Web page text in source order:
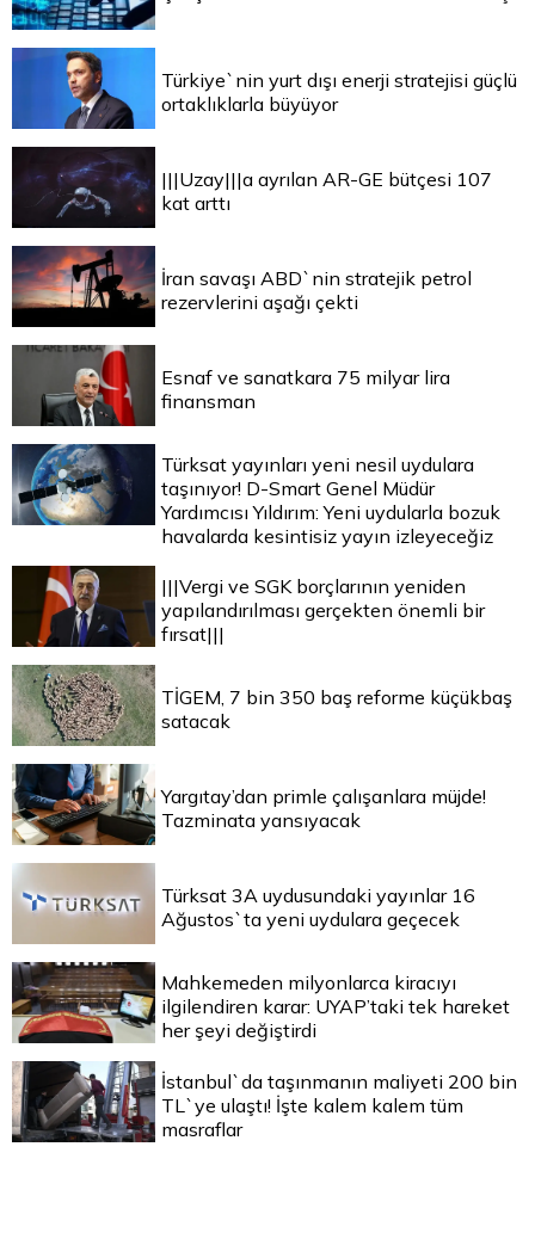
Türkiye`nin yurt dışı enerji stratejisi güçlü
ortaklıklarla büyüyor
|||Uzay|||a ayrılan AR-GE bütçesi 107
kat arttı
İran savaşı ABD`nin stratejik petrol
rezervlerini aşağı çekti
Esnaf ve sanatkara 75 milyar lira
finansman
Türksat yayınları yeni nesil uydulara
taşınıyor! D-Smart Genel Müdür
Yardımcısı Yıldırım: Yeni uydularla bozuk
havalarda kesintisiz yayın izleyeceğiz
|||Vergi ve SGK borçlarının yeniden
yapılandırılması gerçekten önemli bir
fırsat|||
TİGEM, 7 bin 350 baş reforme küçükbaş
satacak
Yargıtay’dan primle çalışanlara müjde!
Tazminata yansıyacak
Türksat 3A uydusundaki yayınlar 16
Ağustos`ta yeni uydulara geçecek
Mahkemeden milyonlarca kiracıyı
ilgilendiren karar: UYAP’taki tek hareket
her şeyi değiştirdi
İstanbul`da taşınmanın maliyeti 200 bin
TL`ye ulaştı! İşte kalem kalem tüm
masraflar